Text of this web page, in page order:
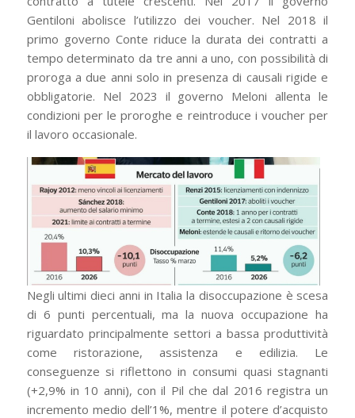
Gentiloni abolisce l’utilizzo dei voucher. Nel 2018 il
primo governo Conte riduce la durata dei contratti a
tempo determinato da tre anni a uno, con possibilità di
proroga a due anni solo in presenza di causali rigide e
obbligatorie. Nel 2023 il governo Meloni allenta le
condizioni per le proroghe e reintroduce i voucher per
il lavoro occasionale.
Negli ultimi dieci anni in Italia la disoccupazione è scesa
di 6 punti percentuali, ma la nuova occupazione ha
riguardato principalmente settori a bassa produttività
come ristorazione, assistenza e edilizia. Le
conseguenze si riflettono in consumi quasi stagnanti
(+2,9% in 10 anni), con il Pil che dal 2016 registra un
incremento medio dell’1%, mentre il potere d’acquisto